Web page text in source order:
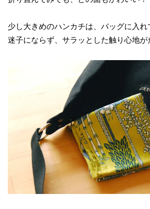
少し大きめのハンカチは、バッグに入れ
迷子にならず、サラッとした触り心地